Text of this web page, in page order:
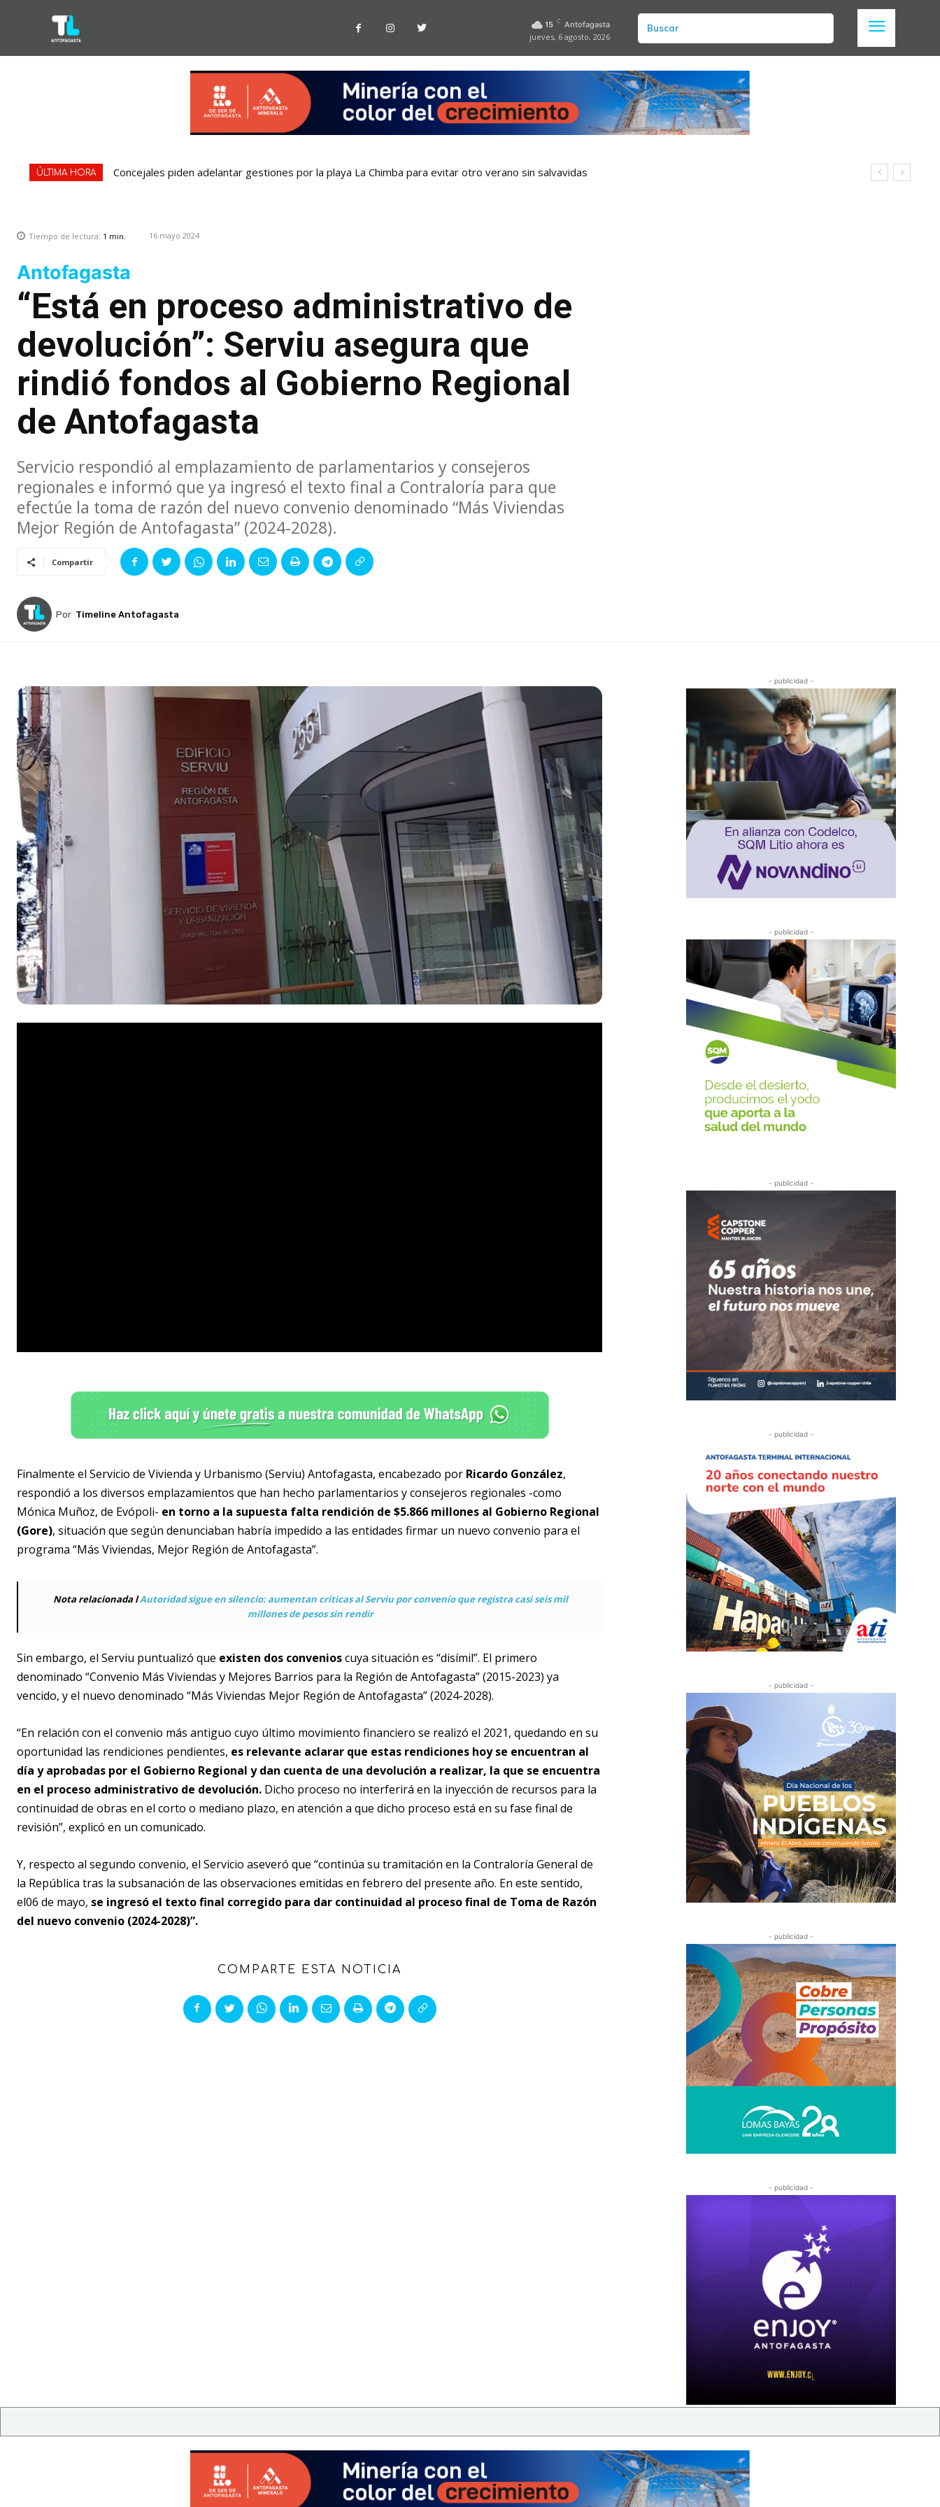
15 C Antofagasta
jueves, 6 agosto, 2026
Buscar
ÚLTIMA HORA Concejales piden adelantar gestiones por la playa La Chimba para evitar otro verano sin salvavidas
Tiempo de lectura: 1 min. 16 mayo 2024
Antofagasta
“Está en proceso administrativo de
devolución”: Serviu asegura que
rindió fondos al Gobierno Regional
de Antofagasta
Servicio respondió al emplazamiento de parlamentarios y consejeros
regionales e informó que ya ingresó el texto final a Contraloría para que
efectúe la toma de razón del nuevo convenio denominado “Más Viviendas
Mejor Región de Antofagasta” (2024-2028).
Compartir
Por Timeline Antofagasta
Finalmente el Servicio de Vivienda y Urbanismo (Serviu) Antofagasta, encabezado por Ricardo González,
respondió a los diversos emplazamientos que han hecho parlamentarios y consejeros regionales -como
Mónica Muñoz, de Evópoli- en torno a la supuesta falta rendición de $5.866 millones al Gobierno Regional
(Gore), situación que según denunciaban habría impedido a las entidades firmar un nuevo convenio para el
programa “Más Viviendas, Mejor Región de Antofagasta”.
Nota relacionada lAutoridad sigue en silencio: aumentan críticas al Serviu por convenio que registra casi seis mil
millones de pesos sin rendir
Sin embargo, el Serviu puntualizó que existen dos convenioscuya situación es “disímil”. El primero
denominado “Convenio Más Viviendas y Mejores Barrios para la Región de Antofagasta” (2015-2023) ya
vencido, y el nuevo denominado “Más Viviendas Mejor Región de Antofagasta” (2024-2028).
“En relación con el convenio más antiguo cuyo último movimiento financiero se realizó el 2021, quedando en su
oportunidad las rendiciones pendientes, es relevante aclarar que estas rendiciones hoy se encuentran al
día y aprobadas por el Gobierno Regional y dan cuenta de una devolución a realizar, la que se encuentra
en el proceso administrativo de devolución. Dicho proceso no interferirá en la inyección de recursos para la
continuidad de obras en el corto o mediano plazo, en atención a que dicho proceso está en su fase final de
revisión”, explicó en un comunicado.
Y, respecto al segundo convenio, el Servicio aseveró que “continúa su tramitación en la Contraloría General de
la República tras la subsanación de las observaciones emitidas en febrero del presente año. En este sentido,
el06 de mayo, se ingresó el texto final corregido para dar continuidad al proceso final de Toma de Razón
del nuevo convenio (2024-2028)”.
COMPARTE ESTA NOTICIA
- publicidad -
- publicidad -
- publicidad -
- publicidad -
- publicidad -
- publicidad -
- publicidad -